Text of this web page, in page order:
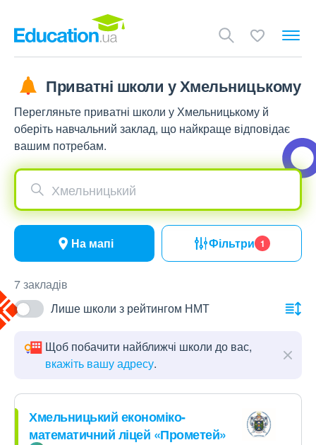
Приватні школи у Хмельницькому
Перегляньте приватні школи у Хмельницькому й
оберіть навчальний заклад, що найкраще відповідає
вашим потребам.
Хмельницький
На мапі Фільтри 1
7 закладів
Лише школи з рейтингом НМТ
Щоб побачити найближчі школи до вас,
вкажіть вашу адресу.
Хмельницький економіко-
математичний ліцей «Прометей»